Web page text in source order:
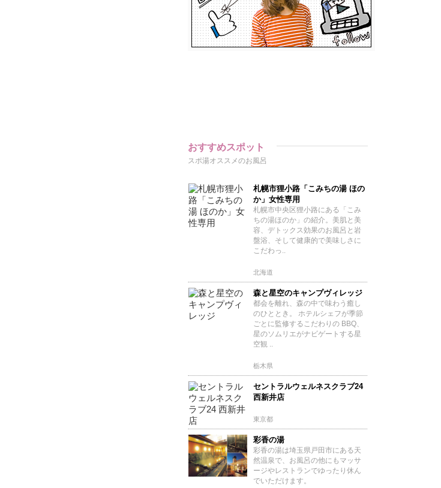
おすすめスポット
スポ湯オススメのお風呂
札幌市狸小路「こみちの湯 ほの
か」女性専用
札幌市中央区狸小路にある「こみ
ちの湯ほのか」の紹介。美肌と美
容、デトックス効果のお風呂と岩
盤浴、そして健康的で美味しさに
こだわっ..
北海道
森と星空のキャンプヴィレッジ
都会を離れ、森の中で味わう癒し
のひととき。 ホテルシェフが季節
ごとに監修するこだわりの BBQ、
星のソムリエがナビゲートする星
空観 ..
栃木県
セントラルウェルネスクラブ24
西新井店
東京都
彩香の湯
彩香の湯は埼玉県戸田市にある天
然温泉で、お風呂の他にもマッサ
ージやレストランでゆったり休ん
でいただけます。